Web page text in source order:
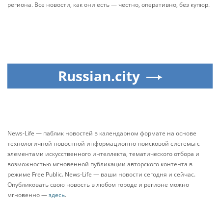
региона. Все новости, как они есть — честно, оперативно, без купюр.
Russian.city
News-Life — паблик новостей в календарном формате на основе
технологичной новостной информационно-поисковой системы с
элементами искусственного интеллекта, тематического отбора и
возможностью мгновенной публикации авторского контента в
режиме Free Public. News-Life — ваши новости сегодня и сейчас.
Опубликовать свою новость в любом городе и регионе можно
мгновенно —здесь.